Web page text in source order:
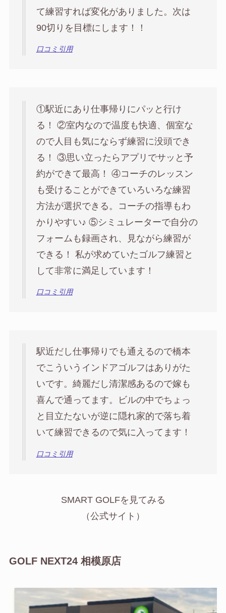
て練習すれば変化がありました。次は
90切りを目標にします！！
口コミ引用
①駅近にあり仕事帰りにパッと行け
る！ ②室内なので温度も快適、個室な
ので人目も気にならず練習に没頭でき
る！ ③思い立ったらアプリでサッと予
約ができて最高！ ④コーチのレッスン
も受けることができていろいろな練習
方法が選択できる。コーチの指導もわ
かりやすい♪ ⑤シミュレーターで自分の
フォームも録画され、見ながら練習が
できる！ 私が求めていたゴルフ練習と
して非常に満足しています！
口コミ引用
駅近だし仕事帰りでも通えるので橋本
でこういうインドアゴルフはありがた
いです。綺麗だし清潔感あるので嫁も
喜んで通ってます。ビルの中でちょっ
と目立たないが逆に隠れ家的で落ち着
いて練習できるので気に入ってます！
口コミ引用
SMART GOLFを見てみる
（公式サイト）
GOLF NEXT24 相模原店